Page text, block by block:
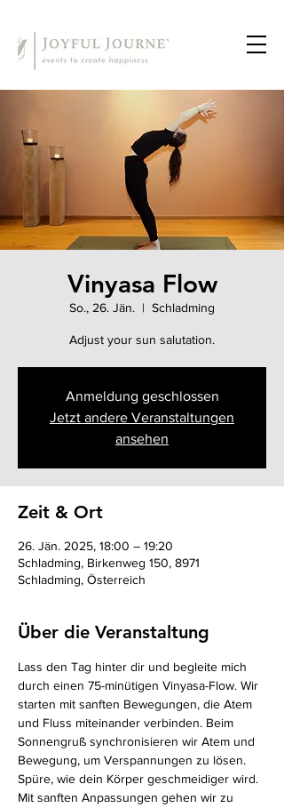
Vinyasa Flow
So., 26. Jän.
  |
Schladming
Adjust your sun salutation.
Anmeldung geschlossen
Jetzt andere Veranstaltungen
ansehen
Zeit & Ort
26. Jän. 2025, 18:00 – 19:20
Schladming, Birkenweg 150, 8971
Schladming, Österreich
Über die Veranstaltung
Lass den Tag hinter dir und begleite mich
durch einen 75-minütigen Vinyasa-Flow. Wir
starten mit sanften Bewegungen, die Atem
und Fluss miteinander verbinden. Beim
Sonnengruß synchronisieren wir Atem und
Bewegung, um Verspannungen zu lösen.
Spüre, wie dein Körper geschmeidiger wird.
Mit sanften Anpassungen gehen wir zu